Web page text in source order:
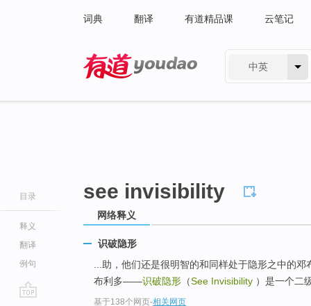
词典 翻译 有道精品课 云笔记
中英
目录
释义
翻译
例句
see invisibility
网络释义
识破隐形
...助，他们还是很明智的和同样处于隐形之中的
布利多——识破隐形 （See Invisibility ）是一个二
基于138个网页-相关网页